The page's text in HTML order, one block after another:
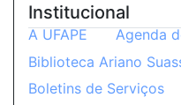
Institucional
A UFAPE
Agenda
Biblioteca Ariano
Boletins de Serviços